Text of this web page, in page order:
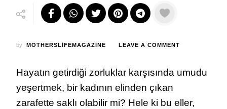
by MOTHERSLIFEMAGAZINE LEAVE A COMMENT
BILEKLER:
KADINLAR
Hayatın getirdiği zorluklar karşısında umudu
yeşertmek, bir kadının elinden çıkan
zarafette saklı olabilir mi? Hele ki bu eller,